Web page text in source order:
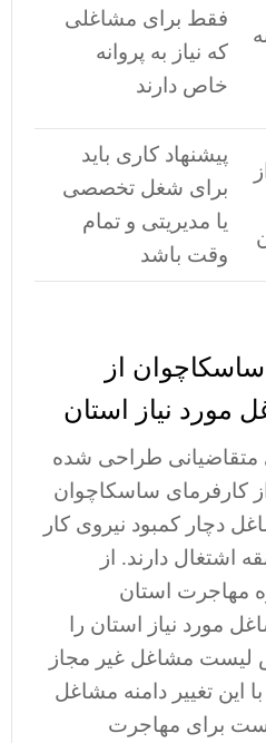
فقط برای مشاغلی
که نیاز به پروانه
خاص دارند
پیشنهاد کاری باید
برای شغل تخصصی
یا مدیریتی و تمام
وقت باشد
از
نیاز استان
متقاضیانی طراحی شده
از کارفرمای ساسکاچوان
دچار کمبود نیروی کار
اشتغال دارند. از
سال ۲۰۱۹ اداره مهاجرت استان
مورد نیاز استان را
مشاغل غیر مجاز
این تغییر دامنه مشاغل
برای مهاجرت